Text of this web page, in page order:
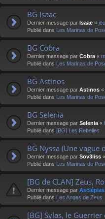
BG Isaac
Dernier message par Isaac «
Publié dans Les Marinas de
BG Cobra
Dernier message par Cobra «
Publié dans Les Marinas de
BG Astinos
Dernier message par Astinos «
Publié dans Les Marinas de
BG Selenia
Dernier message par Selenia «
Publié dans [BG] Les Rebelles
BG Nyssa (Une vague
Dernier message par Sov3liss «
Publié dans Les Marinas de
[BG de CLAN] Zeus,
Dernier message par Asclépias
Publié dans Les Anges de Zeus
[BG] Sylas, le Guerrier